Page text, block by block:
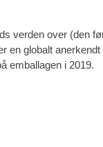
verden over (den
en globalt
emballagen i 2019.